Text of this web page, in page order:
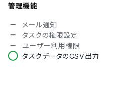
管理機能
メール通知
タスクの権限設定
ユーザー利用権限
タスクデータのCSV出力